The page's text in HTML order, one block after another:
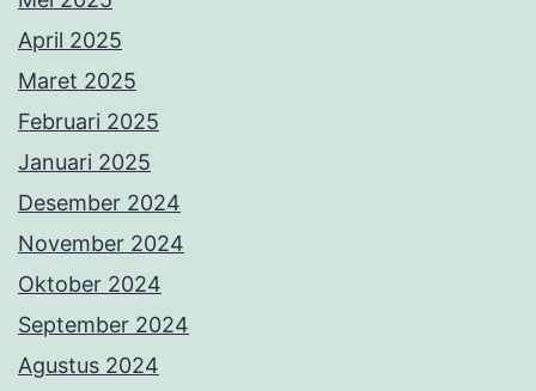
April 2025
Maret 2025
Februari 2025
Januari 2025
Desember 2024
November 2024
Oktober 2024
September 2024
Agustus 2024